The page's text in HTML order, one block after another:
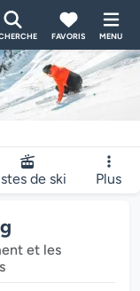
FAVORIS MENU
de ski Plus
et les